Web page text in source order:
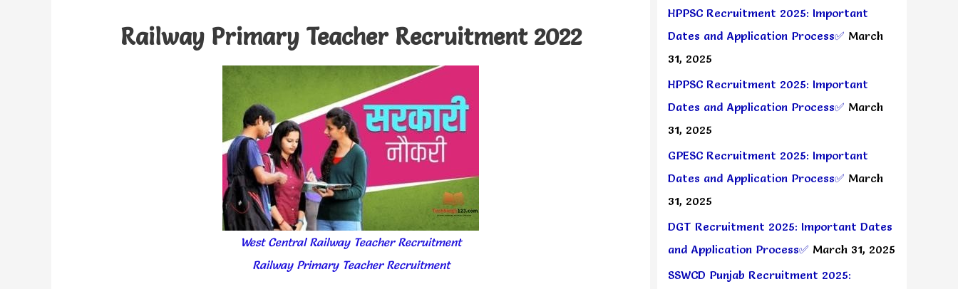
Railway Primary Teacher Recruitment 2022
West Central Railway Teacher Recruitment
Railway Primary Teacher Recruitment
HPPSC Recruitment 2025: Important
Dates and Application Process✅ March
31, 2025
HPPSC Recruitment 2025: Important
Dates and Application Process✅ March
31, 2025
GPESC Recruitment 2025: Important
Dates and Application Process✅ March
31, 2025
DGT Recruitment 2025: Important Dates
and Application Process✅ March 31, 2025
SSWCD Punjab Recruitment 2025: